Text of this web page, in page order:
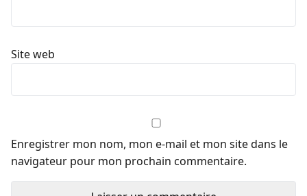
Site web
Enregistrer mon nom, mon e-mail et mon site dans le
navigateur pour mon prochain commentaire.